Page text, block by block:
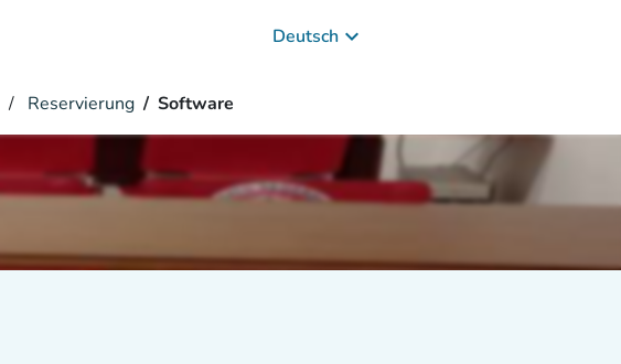
Deutsch keyboard_arrow_down
Reservierung Software